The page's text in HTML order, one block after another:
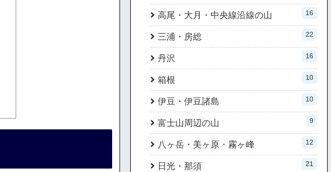
高尾・大月・中央線沿線の山 16
三浦・房総 22
丹沢 16
箱根 10
伊豆・伊豆諸島 10
富士山周辺の山 9
八ヶ岳・美ヶ原・霧ヶ峰 12
日光・那須 21